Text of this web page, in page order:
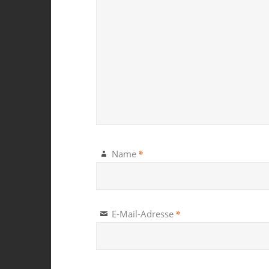
Name *
E-Mail-Adresse *